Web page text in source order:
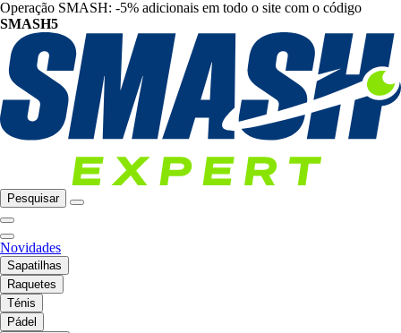
Operação SMASH: -5% adicionais em todo o site com o código
SMASH5
Pesquisar
Novidades
Sapatilhas
Raquetes
Ténis
Pádel